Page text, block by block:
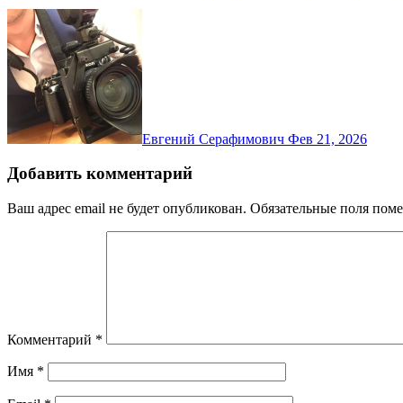
Евгений Серафимович Фев 21, 2026
Добавить комментарий
Ваш адрес email не будет опубликован. Обязательные поля
Комментарий *
Имя *